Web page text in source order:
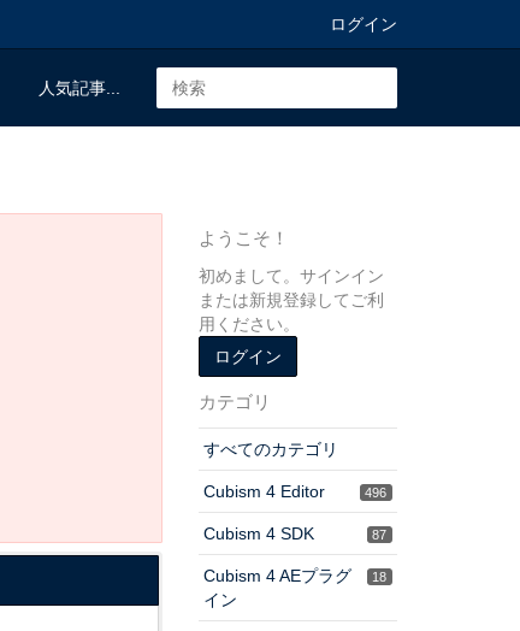
ログイン
人気記事...
ようこそ！
初めまして。サインイン
または新規登録してご利
用ください。
ログイン
カテゴリ
すべてのカテゴリ
496
Cubism 4 Editor
87
Cubism 4 SDK
18
Cubism 4 AEプラグ
イン